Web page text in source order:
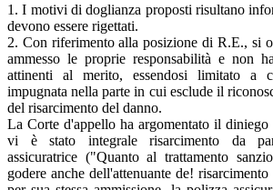
1. I motivi di doglianza proposti risultano
devono essere rigettati.
2. Con riferimento alla posizione di R.E., si
ammesso le proprie responsabilità e non
attinenti al merito, essendosi limitato a
impugnata nella parte in cui esclude il
del risarcimento del danno.
La Corte d'appello ha argomentato il diniego
vi è stato integrale risarcimento da
assicuratrice ("Quanto al trattamento
godere anche dell'attenuante de!